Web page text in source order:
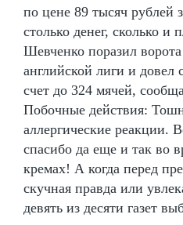
по цене 89 тысяч рублей
столько денег, сколько и
Шевченко поразил
английской лиги и довел
счет до 324 мячей,
Побочные действия:
аллергические реакции.
спасибо да еще и так во
кремах! А когда перед
скучная правда или
девять из десяти газет